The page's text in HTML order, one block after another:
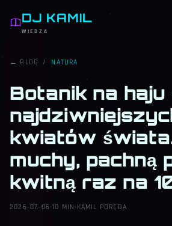
DJ KAMIL
WIEDZA
← BLOG / NATURA
Botanik na
kwiatów
muchy, pachną
kwitną raz na
2026-07-06·10 MIN · KAMIL PORĘBA